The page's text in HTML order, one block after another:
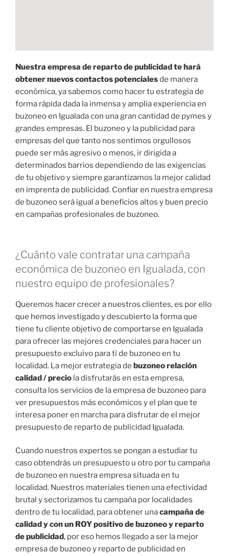
Nuestra empresa de reparto de publicidad te hará
obtener nuevos contactos potencialesde manera
económica, ya sabemos como hacer tu estrategia de
forma rápida dada la inmensa y amplia experiencia en
buzoneo en Igualada con una gran cantidad de pymes y
grandes empresas. El buzoneo y la publicidad para
empresas del que tanto nos sentimos orgullosos
puede ser más agresivo o menos, ir dirigida a
determinados barrios dependiendo de las exigencias
de tu objetivo y siempre garantizamos la mejor calidad
en imprenta de publicidad. Confiar en nuestra empresa
de buzoneo será igual a beneficios altos y buen precio
en campañas profesionales de buzoneo.
¿Cuánto vale contratar una campaña
económica de buzoneo en Igualada, con
nuestro equipo de profesionales?
Queremos hacer crecer a nuestros clientes, es por ello
que hemos investigado y descubierto la forma que
tiene tu cliente objetivo de comportarse en Igualada
para ofrecer las mejores credenciales para hacer un
presupuesto excluivo para tí de buzoneo en tu
localidad. La mejor estrategia de buzoneo relación
calidad / precio la disfrutarás en esta empresa,
consulta los servicios de la empresa de buzoneo para
ver presupuestos más económicos y el plan que te
interesa poner en marcha para disfrutar de el mejor
presupuesto de reparto de publicidad Igualada.
Cuando nuestros expertos se pongan a estudiar tu
caso obtendrás un presupuesto u otro por tu campaña
de buzoneo en nuestra empresa situada en tu
localidad. Nuestros materiales tienen una efectividad
brutal y sectorizamos tu campaña por localidades
dentro de tu localidad, para obtener unacampaña de
calidad y con un ROY positivo de buzoneo y reparto
de publicidad, por eso hemos llegado a ser la mejor
empresa de buzoneo y reparto de publicidad en